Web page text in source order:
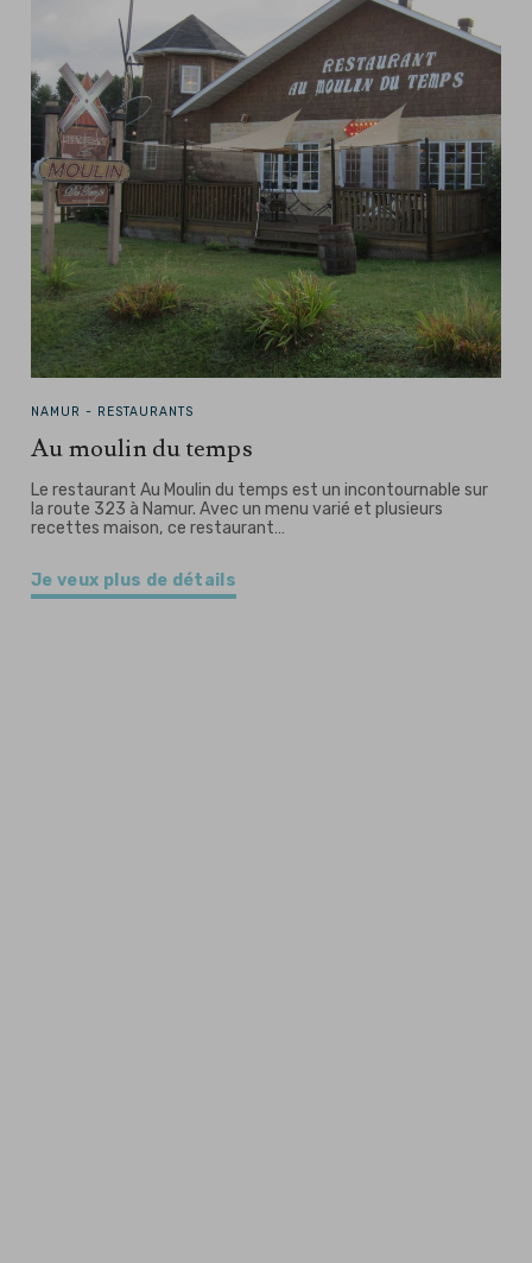
NAMUR - RESTAURANTS
Au moulin du temps
Le restaurant Au Moulin du temps est un incontournable sur
la route 323 à Namur. Avec un menu varié et plusieurs
recettes maison, ce restaurant…
Je veux plus de détails